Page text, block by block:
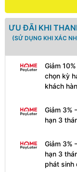
ƯU ĐÃI KHI
(SỬ DỤNG KHI XÁC
Giảm
chọn kỳ
khách
Giảm 3%
hạn 3
Giảm 3%
hạn 3
phát sinh